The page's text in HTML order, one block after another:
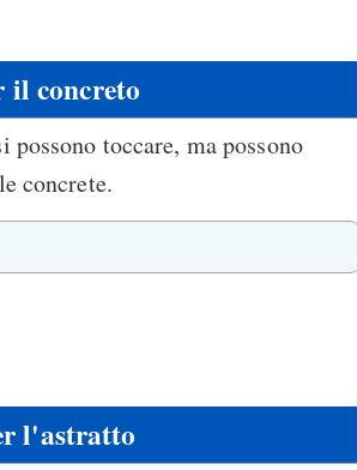
concreto
toccare, ma possono
concrete.
l'astratto